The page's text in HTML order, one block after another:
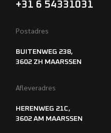
+31 6 54331031
Postadres
BUITENWEG 238,
3602 ZH MAARSSEN
Afleveradres
HERENWEG 21C,
3602 AM MAARSSEN